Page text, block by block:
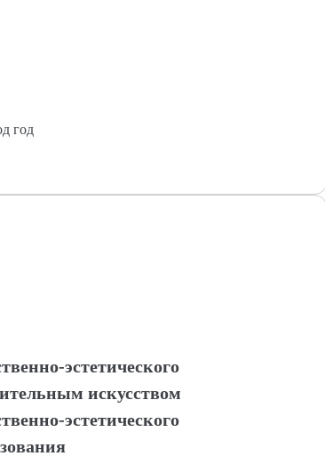
год
эстетического
искусством
эстетического